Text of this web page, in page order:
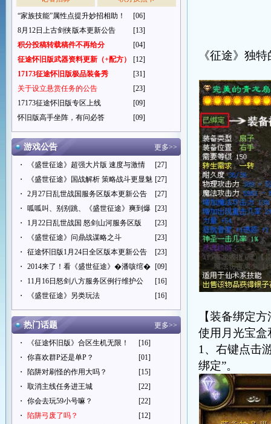
“家族技能”属性点提升妙招相助！
[06]
8月12日上古剑侠版本更新公告
[13]
积分投稿转载稿件不再给分
[04]
征途怀旧版武器资料更新（+配方）
[12]
17173征途怀旧版极品装备秀
[31]
关于设立悬赏任务的公告
[23]
17173征途怀旧版专区上线
[09]
怀旧版高手坐阵，有问必答
[09]
游戏公告 更多>>
・ 《盛世征途》超强大片版 速度与激情
[27]
・
《盛世征途》国战解析 策略战斗更显魅 [27]
・
2月27日乱世战国服务区版本更新公告
[27]
・
呱呱叫、别别跳、《盛世征途》爽到爆 [23]
・
1月22日乱世战国 怒剑山河服务区版
[23]
・
《盛世征途》问鼎战谋略之斗
[23]
・
征途怀旧版1月24日全区版本更新公告
[23]
・
2014来了！看《盛世征途》�潘咳绾� [09]
・
11月16日怒剑八方服务区例行维护公
[16]
・
《盛世征途》另类玩法 [16]
热门话题 更多>>
・ 《征途怀旧版》合区生机无限！
[16]
・
你喜欢群P还是单P？
[01]
・
陷阱对刷怪的作用大吗？
[15]
・
取消主线任务进王城
[22]
・
你会去玩59小号嘛？
[22]
・
陷阱弓废了吗？
[12]
《征途》独
【装备绑定
使用月光宝
1、右键点击
绑定”。